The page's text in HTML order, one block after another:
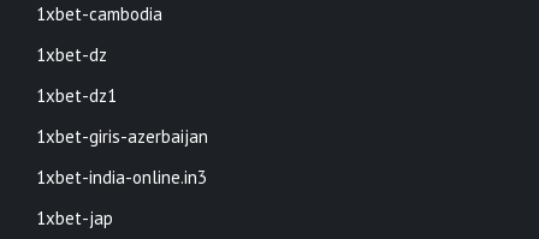
1xbet-cambodia
1xbet-dz
1xbet-dz1
1xbet-giris-azerbaijan
1xbet-india-online.in3
1xbet-jap